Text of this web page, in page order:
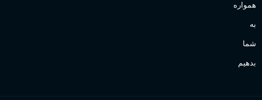
همواره
به
شما
بدهیم